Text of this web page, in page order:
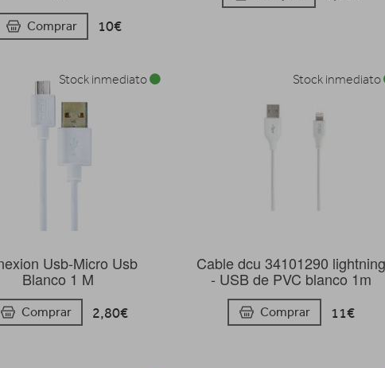
Comprar 10€
Usb-Micro Usb
Blanco 1 M
Comprar 2,80€
Stock inmediato
Cable dcu 34101290 lightning
- USB de PVC blanco 1m
Comprar 11€
Stock inmediato